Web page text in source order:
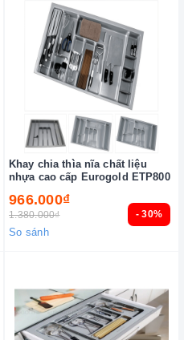
- 30%
Khay chia thìa nĩa chất liệu
nhựa cao cấp Eurogold ETP800
966.000₫
1.380.000₫
So sánh